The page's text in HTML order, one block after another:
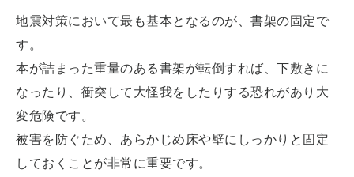
地震対策において最も基本となるのが、書架の固定で
す。
本が詰まった重量のある書架が転倒すれば、下敷きに
なったり、衝突して大怪我をしたりする恐れがあり大
変危険です。
被害を防ぐため、あらかじめ床や壁にしっかりと固定
しておくことが非常に重要です。